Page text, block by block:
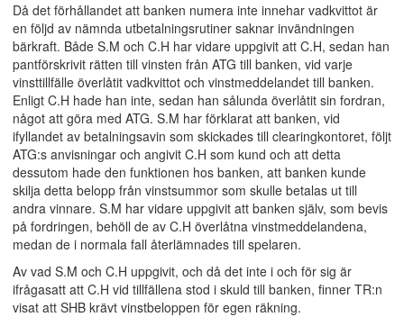
Då det förhållandet att banken numera inte innehar vadkvittot är
en följd av nämnda utbetalningsrutiner saknar invändningen
bärkraft. Både S.M och C.H har vidare uppgivit att C.H, sedan han
pantförskrivit rätten till vinsten från ATG till banken, vid varje
vinsttillfälle överlåtit vadkvittot och vinstmeddelandet till banken.
Enligt C.H hade han inte, sedan han sålunda överlåtit sin fordran,
något att göra med ATG. S.M har förklarat att banken, vid
ifyllandet av betalningsavin som skickades till clearingkontoret, följt
ATG:s anvisningar och angivit C.H som kund och att detta
dessutom hade den funktionen hos banken, att banken kunde
skilja detta belopp från vinstsummor som skulle betalas ut till
andra vinnare. S.M har vidare uppgivit att banken själv, som bevis
på fordringen, behöll de av C.H överlåtna vinstmeddelandena,
medan de i normala fall återlämnades till spelaren.
Av vad S.M och C.H uppgivit, och då det inte i och för sig är
ifrågasatt att C.H vid tillfällena stod i skuld till banken, finner TR:n
visat att SHB krävt vinstbeloppen för egen räkning.